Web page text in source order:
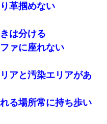
革掴めない
は分ける
ァに座れない
アと汚染エリアがあ
る場所常に持ち歩い